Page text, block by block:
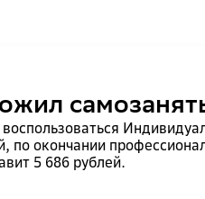
по окончании
5 686 рублей.